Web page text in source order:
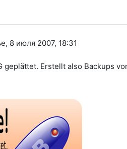
8 июля 2007, 18:31
geplättet. Erstellt also Backups